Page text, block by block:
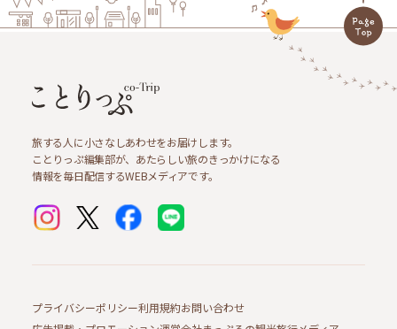
旅する人に小さなしあわせをお届けします。
ことりっぷ編集部が、あたらしい旅のきっかけになる
情報を毎日配信するWEBメディアです。
プライバシーポリシー利用規約お問い合わせ